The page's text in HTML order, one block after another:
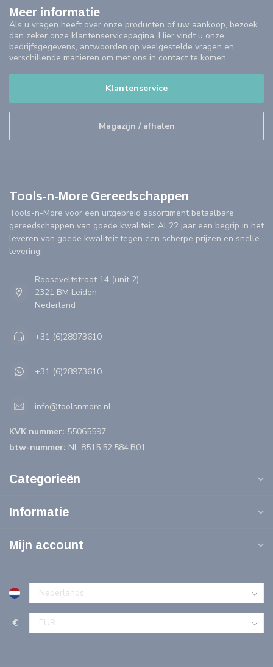
Meer informatie
Als u vragen heeft over onze producten of uw aankoop, bezoek
dan zeker onze klantenservicepagina. Hier vindt u onze
bedrijfsgegevens, antwoorden op veelgestelde vragen en
verschillende manieren om met ons in contact te komen.
Klantenservice
Magazijn / afhalen
Tools-n-More Gereedschappen
Tools-n-More voor een uitgebreid assortiment betaalbare
gereedschappen van goede kwaliteit. Al 22 jaar een begrip in het
leveren van goede kwaliteit tegen een scherpe prijzen en snelle
levering.
Rooseveltstraat 14 (unit 2)
2321 BM Leiden
Nederland
+31 (6)28973610
+31 (6)28973610
info@toolsnmore.nl
KVK nummer: 55065597
btw-nummer: NL 8515.52.584.B01
Categorieën
Informatie
Mijn account
€